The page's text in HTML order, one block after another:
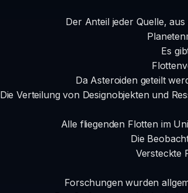
Der Anteil jeder Quelle,
Es
Da Asteroiden geteilt
Die Verteilung von Designobjekten und
Alle fliegenden Flotten im
Die
Versteckte
Forschungen wurden